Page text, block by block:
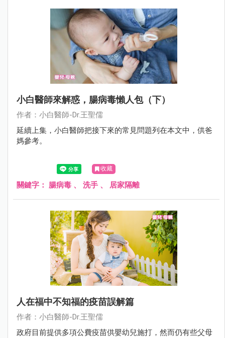
小白醫師來解惑，腸病毒懶人包（下）
作者：小白醫師-Dr.王聖儒
延續上集，小白醫師把接下來的常見問題列在本文中，供爸
媽參考。
收藏
關鍵字： 腸病毒 、 洗手 、 居家隔離
人在福中不知福的疫苗誤解篇
作者：小白醫師-Dr.王聖儒
政府目前提供多項公費疫苗供嬰幼兒施打，然而仍有些父母